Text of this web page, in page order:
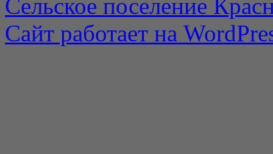
Сельское поселение
Сайт работает на